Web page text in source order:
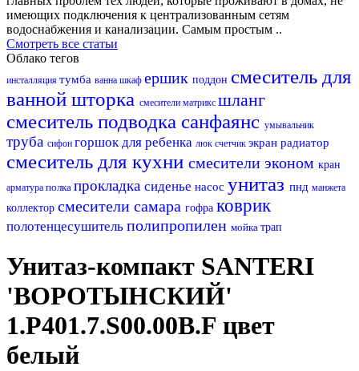
имеющих подключения к централизованным сетям
водоснабжения и канализации. Самым простым ..
Смотреть все статьи
Облако тегов
инсталляция тумба ванна шкаф ершик поддон смеситель для
ванной шторка смесители матрикс шланг
смеситель подводка санфаянс умывальник
труба сифон горшок для ребенка люк счетчик экран радиатор
смеситель для кухни смесители эконом кран
арматура полка прокладка сиденье насос унитаз пнд манжета
коллектор смесители самара гофра коврик
полотенцесушитель полипропилен мойка трап
Унитаз-компакт SANTERI
'ВОРОТЫНСКИЙ'
1.P401.7.S00.00B.F цвет
белый